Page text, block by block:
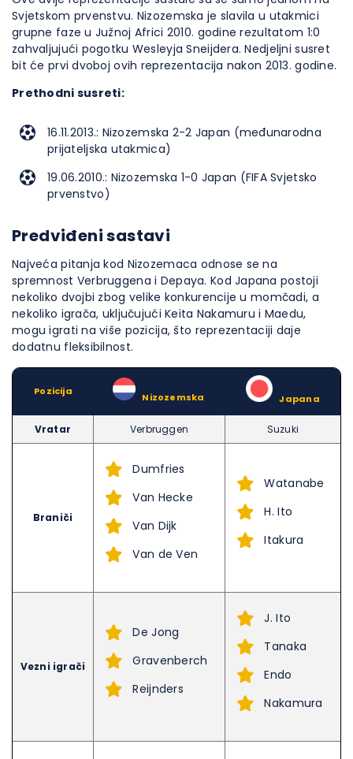
Svjetskom prvenstvu. Nizozemska je slavila u utakmici
grupne faze u Južnoj Africi 2010. godine rezultatom 1:0
zahvaljujući pogotku Wesleyja Sneijdera. Nedjeljni susret
bit će prvi dvoboj ovih reprezentacija nakon 2013. godine.
Prethodni susreti:
16.11.2013.: Nizozemska 2-2 Japan (međunarodna
prijateljska utakmica)
19.06.2010.: Nizozemska 1-0 Japan (FIFA Svjetsko
prvenstvo)
Predviđeni sastavi
Najveća pitanja kod Nizozemaca odnose se na
spremnost Verbruggena i Depaya. Kod Japana postoji
nekoliko dvojbi zbog velike konkurencije u momčadi, a
nekoliko igrača, uključujući Keita Nakamuru i Maedu,
mogu igrati na više pozicija, što reprezentaciji daje
dodatnu fleksibilnost.
Pozicija Nizozemska –Japana
Vratar Verbruggen Suzuki
Braniči
Dumfries
Van Hecke
Van Dijk
Van de Ven
Watanabe
H. Ito
Itakura
Vezni igrači
De Jong
Gravenberch
Reijnders
J. Ito
Tanaka
Endo
Nakamura